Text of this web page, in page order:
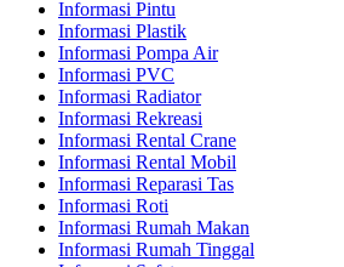
Informasi Pintu
Informasi Plastik
Informasi Pompa Air
Informasi PVC
Informasi Radiator
Informasi Rekreasi
Informasi Rental Crane
Informasi Rental Mobil
Informasi Reparasi Tas
Informasi Roti
Informasi Rumah Makan
Informasi Rumah Tinggal